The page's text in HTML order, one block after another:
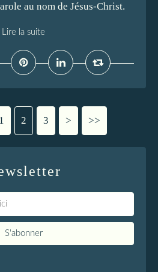
au nom de Jésus-Christ.
Lire la suite
1 2 3 > >>